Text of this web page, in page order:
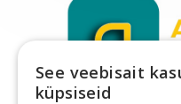
See veebisait
küpsiseid